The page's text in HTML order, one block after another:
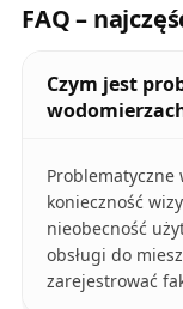
FAQ –
Czym jest
konieczność
nieobecność
obsługi do
zarejestrować